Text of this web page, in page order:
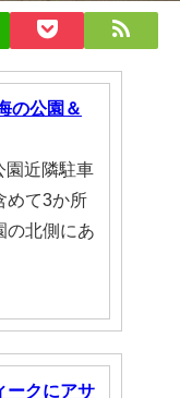
の公園＆
近隣駐車
めて3か所
の北側にあ
ークにアサ